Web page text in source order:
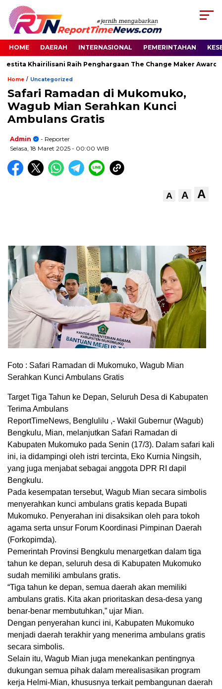
HOME DAERAH INTERNASIONAL PEMERINTAHAN
Khairilisani Raih Penghargaan The Change Maker Awards
Home / Uncategorized
Safari Ramadan di Mukomuko,
Wagub Mian Serahkan Kunci
Ambulans Gratis
Admin
- Reporter
Selasa, 18 Maret 2025 - 00:00 WIB
A A A
Foto : Safari Ramadan di Mukomuko, Wagub Mian
Serahkan Kunci Ambulans Gratis
Target Tiga Tahun ke Depan, Seluruh Desa di Kabupaten
Terima Ambulans
ReportTimeNews, Benglulilu ,- Wakil Gubernur (Wagub)
Bengkulu, Mian, melanjutkan Safari Ramadan di
Kabupaten Mukomuko pada Senin (17/3). Dalam safari kali
ini, ia didampingi oleh istri tercinta, Eko Kurnia Ningsih,
yang juga menjabat sebagai anggota DPR RI dapil
Bengkulu.
Pada kesempatan tersebut, Wagub Mian secara simbolis
menyerahkan kunci ambulans gratis kepada Bupati
Mukomuko. Penyerahan ini disaksikan oleh para tokoh
agama serta unsur Forum Koordinasi Pimpinan Daerah
(Forkopimda).
Pemerintah Provinsi Bengkulu menargetkan dalam tiga
tahun ke depan, seluruh desa di Kabupaten Mukomuko
sudah memiliki ambulans gratis.
“Tiga tahun ke depan, semua daerah akan memiliki
ambulans gratis. Kita akan prioritaskan desa-desa yang
benar-benar membutuhkan,” ujar Mian.
Dengan penyerahan kunci ini, Kabupaten Mukomuko
menjadi daerah terakhir yang menerima ambulans gratis
secara simbolis.
Selain itu, Wagub Mian juga menekankan pentingnya
dukungan semua pihak dalam merealisasikan program
kerja Helmi-Mian, khususnya terkait pembangunan daerah